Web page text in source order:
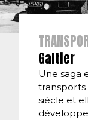
Galtier
Une saga
transports
siècle et